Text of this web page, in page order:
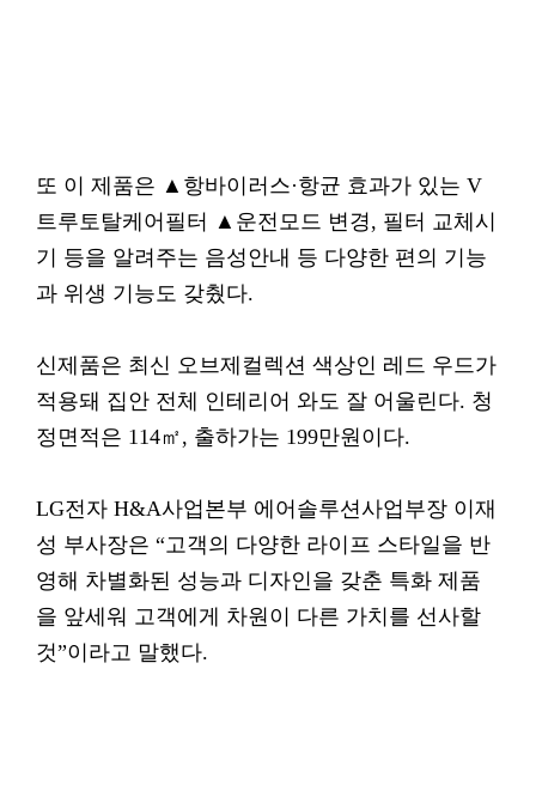
또 이 제품은 ▲항바이러스·항균 효과가 있는 V
트루토탈케어필터 ▲운전모드 변경, 필터 교체시
기 등을 알려주는 음성안내 등 다양한 편의 기능
과 위생 기능도 갖췄다.
신제품은 최신 오브제컬렉션 색상인 레드 우드가
적용돼 집안 전체 인테리어 와도 잘 어울린다. 청
정면적은 114㎡, 출하가는 199만원이다.
LG전자 H&A사업본부 에어솔루션사업부장 이재
성 부사장은 “고객의 다양한 라이프 스타일을 반
영해 차별화된 성능과 디자인을 갖춘 특화 제품
을 앞세워 고객에게 차원이 다른 가치를 선사할
것”이라고 말했다.